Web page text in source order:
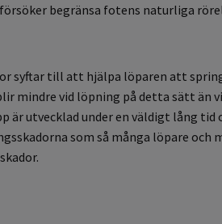
begränsa fotens naturliga
syftar till att hjälpa löparen att
mindre vid löpning på detta sätt än
är utvecklad under en väldigt lång
som så många löpare